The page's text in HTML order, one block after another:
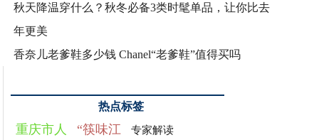
秋天降温穿什么？秋冬必备3类时髦单品，让你比去
年更美
香奈儿老爹鞋多少钱 Chanel“老爹鞋”值得买吗
热点标签
重庆市人 “筷味江 专家解读